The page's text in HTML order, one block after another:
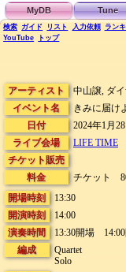
MyDB Tune
検索 ガイド リスト 入力依頼 ラン
YouTube
トップ
アーティスト
中山譲, ダ
イベント名
きみに届け
日付
2024年1月28
ライブ会場
LIFE TIME
チケット販売
料金
チケット
開場時刻
13:30
開演時刻
14:00
演奏時間
13:30開場
編成
Quartet
Solo